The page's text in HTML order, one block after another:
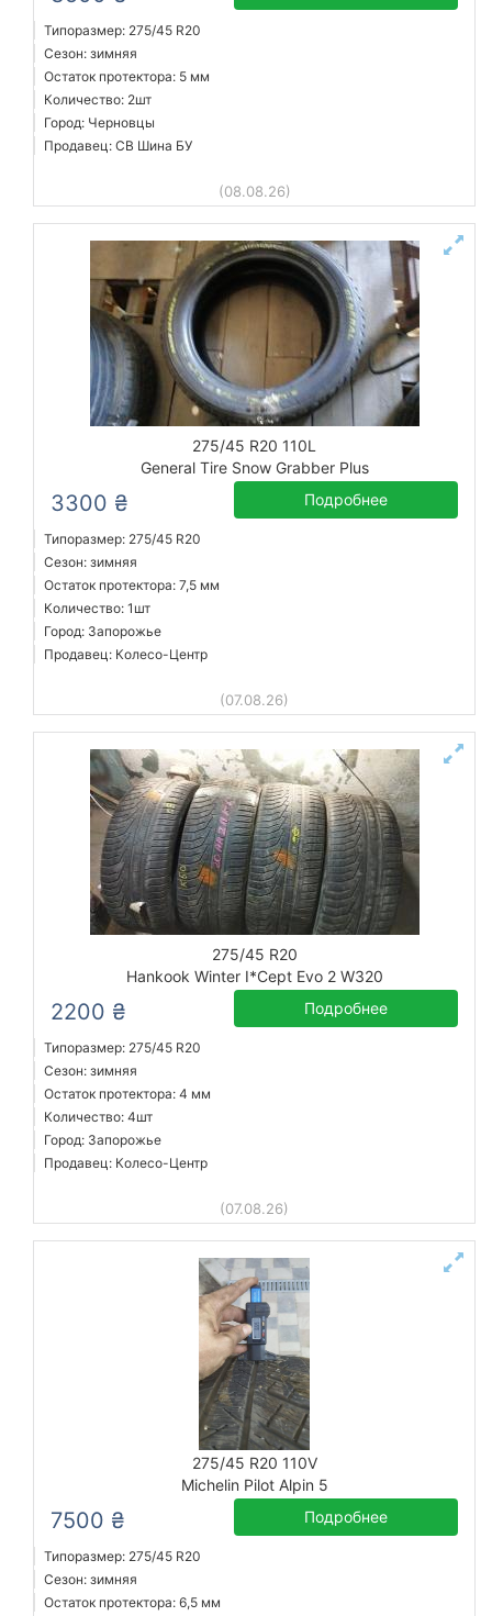
Типоразмер: 275/45 R20
Сезон: зимняя
Остаток протектора: 5 мм
Количество: 2шт
Город: Черновцы
Продавец: СВ Шина БУ
(08.08.26)
275/45 R20 110L
General Tire Snow Grabber Plus
3300 ₴ Подробнее
Типоразмер: 275/45 R20
Сезон: зимняя
Остаток протектора: 7,5 мм
Количество: 1шт
Город: Запорожье
Продавец: Колесо-Центр
(07.08.26)
275/45 R20
Hankook Winter I*Cept Evo 2 W320
2200 ₴ Подробнее
Типоразмер: 275/45 R20
Сезон: зимняя
Остаток протектора: 4 мм
Количество: 4шт
Город: Запорожье
Продавец: Колесо-Центр
(07.08.26)
275/45 R20 110V
Michelin Pilot Alpin 5
7500 ₴ Подробнее
Типоразмер: 275/45 R20
Сезон: зимняя
Остаток протектора: 6,5 мм